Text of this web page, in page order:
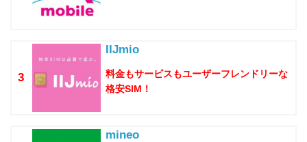
3
IIJmio
料金もサービスもユーザーフレンドリーな
格安SIM！
mineo